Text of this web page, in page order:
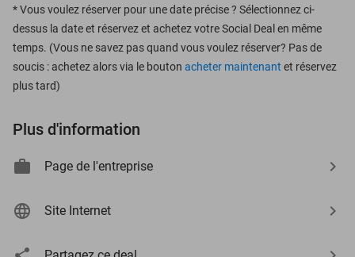
*Vous voulez réserver pour une date précise ? Sélectionnez ci-
dessus la date et réservez et achetez votre Social Deal en même
temps. (Vous ne savez pas quand vous voulez réserver? Pas de
soucis : achetez alors via le bouton acheter maintenant et réservez
plus tard)
Plus d'information
Page de l'entreprise
Site Internet